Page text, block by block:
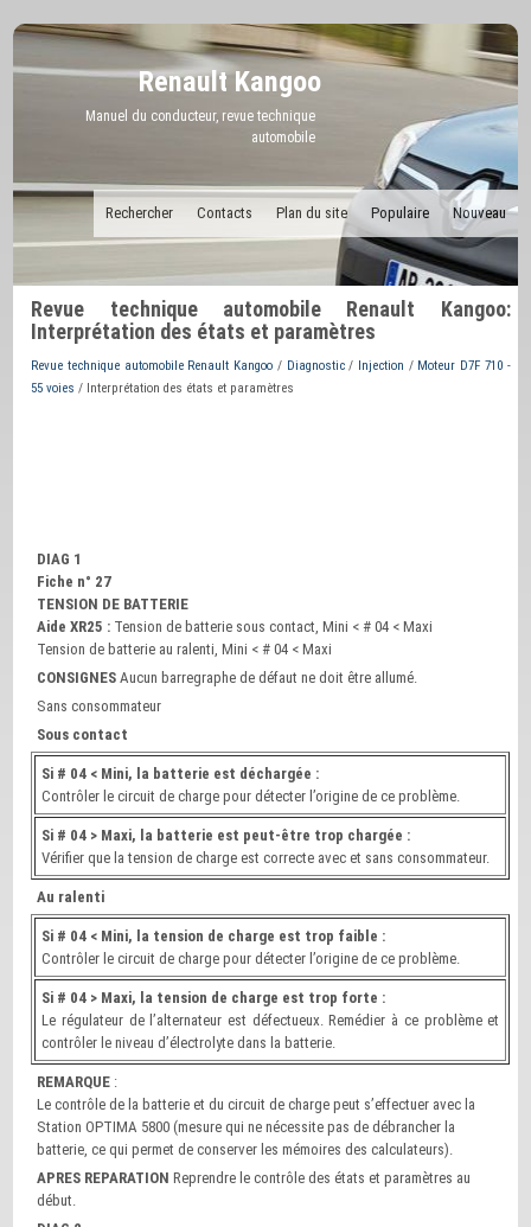
Renault Kangoo
Manuel du conducteur, revue technique
automobile
Nouveau
Populaire
Plan du site
Contacts
Rechercher
Revue technique automobile Renault Kangoo:
Interprétation des états et paramètres
Revue technique automobile Renault Kangoo / Diagnostic/ Injection / Moteur D7F 710 -
55 voies / Interprétation des états et paramètres
DIAG 1
Fiche n° 27
TENSION DE BATTERIE
Aide XR25 : Tension de batterie sous contact, Mini < # 04 < Maxi
Tension de batterie au ralenti, Mini < # 04 < Maxi
CONSIGNESAucun barregraphe de défaut ne doit être allumé.
Sans consommateur
Sous contact
Si # 04 < Mini, la batterie est déchargée :
Contrôler le circuit de charge pour détecter l’origine de ce problème.
Si # 04 > Maxi, la batterie est peut-être trop chargée :
Vérifier que la tension de charge est correcte avec et sans consommateur.
Au ralenti
Si # 04 < Mini, la tension de charge est trop faible :
Contrôler le circuit de charge pour détecter l’origine de ce problème.
Si # 04 > Maxi, la tension de charge est trop forte :
Le régulateur de l’alternateur est défectueux. Remédier à ce problème et
contrôler le niveau d’électrolyte dans la batterie.
REMARQUE :
Le contrôle de la batterie et du circuit de charge peut s’effectuer avec la
Station OPTIMA 5800 (mesure qui ne nécessite pas de débrancher la
batterie, ce qui permet de conserver les mémoires des calculateurs).
APRES REPARATIONReprendre le contrôle des états et paramètres au
début.